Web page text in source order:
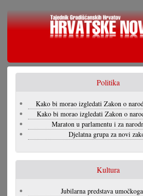
Skoči
Politika
Kako bi morao izgledati Zakon o
Kako bi morao izgledati Zakon o
Maraton u parlamentu i za
Djelatna grupa za novi
Kultura
Jubilarna predstava